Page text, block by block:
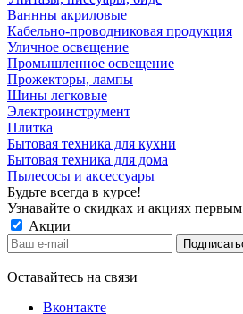
Ваннны акриловые
Кабельно-проводниковая продукция
Уличное освещение
Промышленное освещение
Прожекторы, лампы
Шины легковые
Электроинструмент
Плитка
Бытовая техника для кухни
Бытовая техника для дома
Пылесосы и аксессуары
Будьте всегда в курсе!
Узнавайте о скидках и акциях первым
Акции
Оставайтесь на связи
Вконтакте